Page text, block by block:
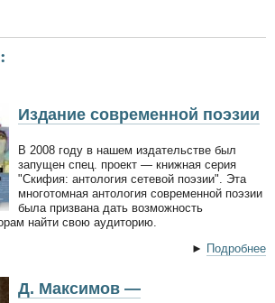
Издание современной поэзии
В 2008 году в нашем издательстве был
запущен спец. проект — книжная серия
"Скифия: антология сетевой поэзии". Эта
многотомная антология современной поэзии
была призвана дать возможность
найти свою аудиторию.
► Подробнее
Д. Максимов —